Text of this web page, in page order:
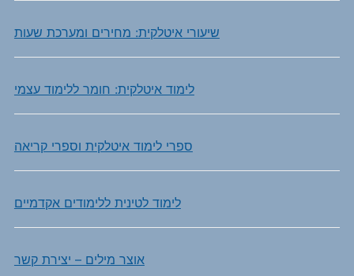
שיעורי איטלקית: מחירים ומערכת שעות
לימוד איטלקית: חומר ללימוד עצמי
ספרי לימוד איטלקית וספרי קריאה
לימוד לטינית ללימודים אקדמיים
אוצר מילים – יצירת קשר